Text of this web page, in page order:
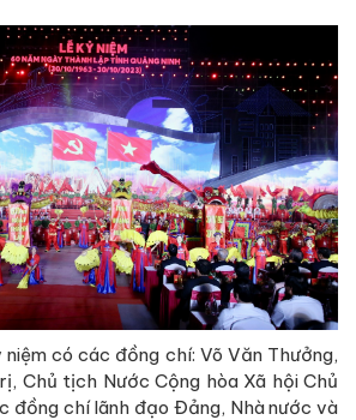
có các đồng chí: Võ Văn Thưởng,
Chủ tịch Nước Cộng hòa Xã hội Chủ
đồng chí lãnh đạo Đảng, Nhà nước và